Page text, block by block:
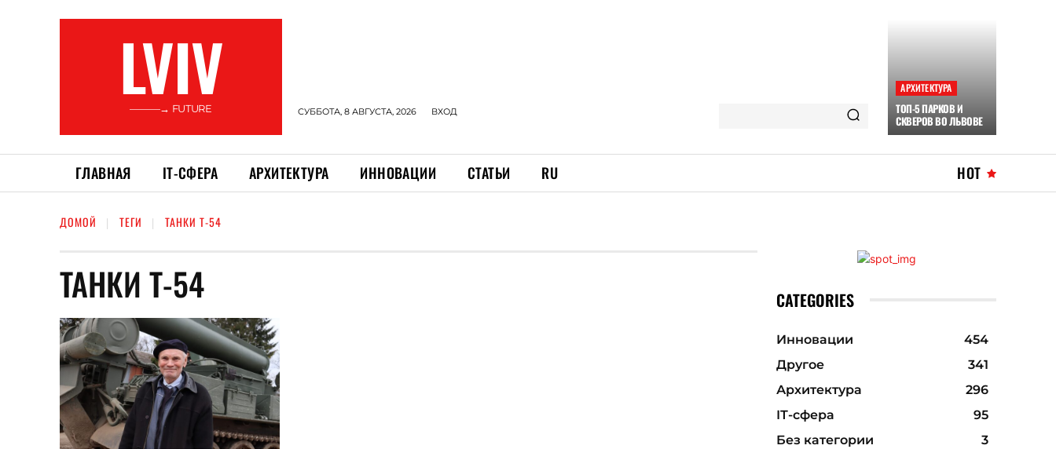
LVIV
———→ FUTURE СУББОТА, 8 АВГУСТА, 2026 ВХОД
АРХИТЕКТУРА
ТОП-5 ПАРКОВ И
СКВЕРОВ ВО ЛЬВОВЕ
ГЛАВНАЯ ІТ-СФЕРА АРХИТЕКТУРА ИННОВАЦИИ СТАТЬИ RU HOT
ДОМОЙ ТЕГИ ТАНКИ Т-54
ТАНКИ Т-54 CATEGORIES
Инновации
454
Другое
341
Архитектура
296
ІТ-сфера
95
Без категории
3